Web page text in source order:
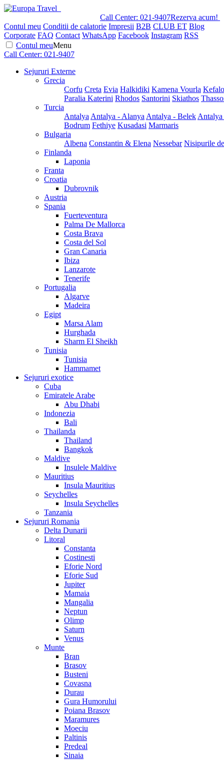
Call Center: 021-9407Rezerva acum!
Contul meu Conditii de calatorie Impresii B2B CLUB ET Blog
Corporate FAQ Contact WhatsApp Facebook Instagram RSS
Contul meuMenu
Call Center: 021-9407
Sejururi Externe
Grecia
Corfu Creta Evia Halkidiki Kamena Vourla
Paralia Katerini Rhodos Santorini Skiathos
Turcia
Antalya Antalya - Alanya Antalya - Belek
Bodrum Fethiye Kusadasi Marmaris
Bulgaria
Albena Constantin & Elena Nessebar Nisipurile
Finlanda
Laponia
Franta
Croatia
Dubrovnik
Austria
Spania
Fuerteventura
Palma De Mallorca
Costa Brava
Costa del Sol
Gran Canaria
Ibiza
Lanzarote
Tenerife
Portugalia
Algarve
Madeira
Egipt
Marsa Alam
Hurghada
Sharm El Sheikh
Tunisia
Tunisia
Hammamet
Sejururi exotice
Cuba
Emiratele Arabe
Abu Dhabi
Indonezia
Bali
Thailanda
Thailand
Bangkok
Maldive
Insulele Maldive
Mauritius
Insula Mauritius
Seychelles
Insula Seychelles
Tanzania
Sejururi Romania
Delta Dunarii
Litoral
Constanta
Costinesti
Eforie Nord
Eforie Sud
Jupiter
Mamaia
Mangalia
Neptun
Olimp
Saturn
Venus
Munte
Bran
Brasov
Busteni
Covasna
Durau
Gura Humorului
Poiana Brasov
Maramures
Moeciu
Paltinis
Predeal
Sinaia